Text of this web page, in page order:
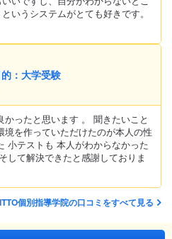
いうシステムがとても好きです。
：大学受験
ったと思います 。 聞きたいこと
を作っていただけたのが本人の性
小テストも 本人がわからなかった
して解決できたと感謝しておりま
ITTO個別指導学院の口コミをすべて見る